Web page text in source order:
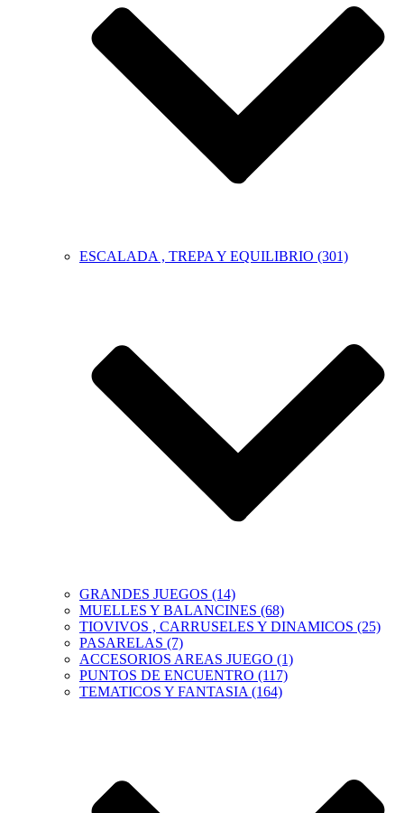
ESCALADA , TREPA Y EQUILIBRIO (301)
GRANDES JUEGOS (14)
MUELLES Y BALANCINES (68)
TIOVIVOS , CARRUSELES Y DINAMICOS (25)
PASARELAS (7)
ACCESORIOS AREAS JUEGO (1)
PUNTOS DE ENCUENTRO (117)
TEMATICOS Y FANTASIA (164)